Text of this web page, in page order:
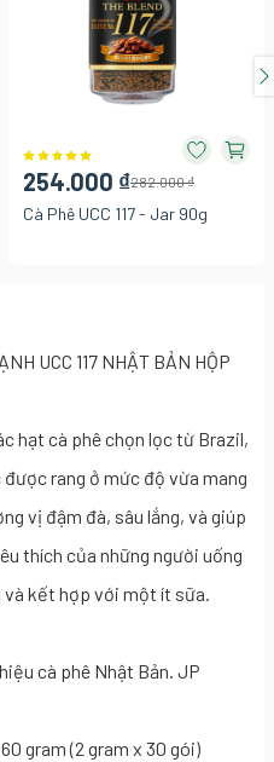
254.000 ₫282.000 ₫
Cà Phê UCC 117 - Jar 90g
UCC 117 NHẬT BẢN HỘP
hạt cà phê chọn lọc từ Brazil,
rang ở mức độ vừa mang
vị đậm đà, sâu lắng, và giúp
thích của những người uống
và kết hợp với một ít sữa.
cà phê Nhật Bản. JP
gram (2 gram x 30 gói)